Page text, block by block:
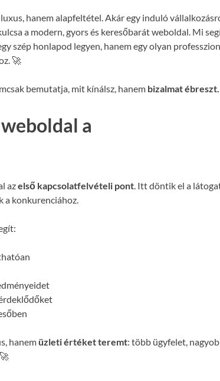
hanem alapfeltétel. Akár egy induló
a modern, gyors és keresőbarát weboldal. Mi
szép honlapod legyen, hanem egy olyan
🚀
bemutatja, mit kínálsz, hanem bizalmat ébreszt.
a
azelső kapcsolatfelvételi pont. Itt döntik el a
a konkurenciához.
hanem üzleti értéket teremt: több ügyfelet,